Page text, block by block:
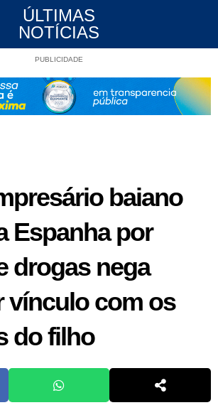
ÚLTIMAS
NOTÍCIAS
PUBLICIDADE
baiano
Espanha por
drogas nega
vínculo com os
do filho